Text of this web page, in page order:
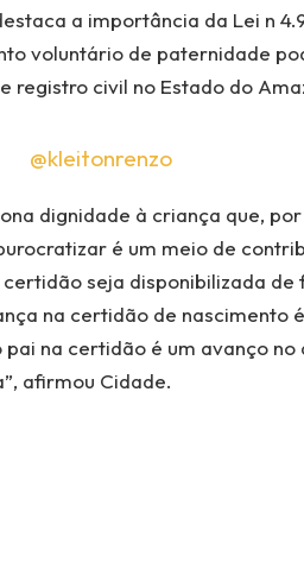
a importância da Lei n
voluntário de paternidade
civil no Estado do
@kleitonrenzo
dignidade à criança que,
é um meio de
seja disponibilizada
na certidão de nascimento
pai na certidão é um avanço
afirmou Cidade.